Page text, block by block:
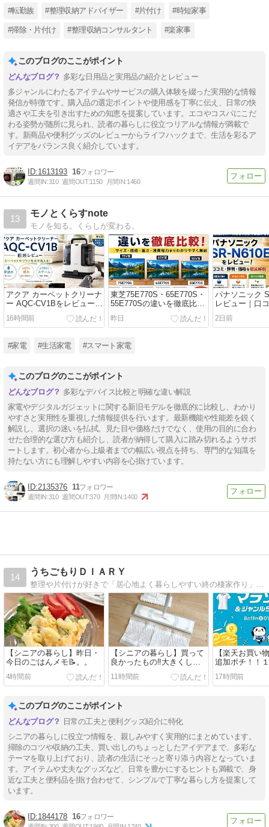
#転勤族 #整理収納アドバイザー #片付け #時短家事
#掃除・片付け #整理収納コンサルタント #楽家事
このブログのここがポイント
多彩な日用品と実用品の紹介とレビュー
多ジャンルにわたるアイテムやサービスの購入体験を綴った実用的な情報
発信が特徴です。購入品の選定ポイントや使用感を丁寧に伝え、日常の快
適さや工夫を引き出すための知恵を提案しています。エコやコスパにこだ
わる姿勢が随所に見られ、読者の暮らしに役立つリアルな情報が満載で
す。新商品や便利グッズのレビューからライフハックまで、生活を彩るア
イデアをバランス良く紹介しています。
1613193 16
週間IN:310 週間OUT:1150 月間IN:1460
13
モノとくらすnote
モノを知る。くらしが変わる。
アクア カーペットクリーナ
ー AQC-CV1Bをレビュー｜
口コミ・評判や使い勝手を
徹底解説
16時間前
東芝75E770S・65E770S・
55E770Sの違いを徹底比較
レビュー｜サイズ別のおす
すめはどれ？
昨日
パナソニック
レビュー｜口
特徴を徹底解
IHジャー炊飯
2日前
#家電 #生活家電 #スマート家電
このブログのここがポイント
多彩なデバイス比較と明確な違い解説
家電やデジタルガジェットに関する新旧モデルを徹底的に比較し、わかり
やすさと実用性を重視した情報提供を行います。最新機能や性能差を鋭く
解説し、選択の迷いを払拭。見た目や価格だけでなく、使用の目的に合わ
せた合理的な選び方も紹介し、読者が納得して購入に踏み切れるようサポ
ートします。初心者から上級者までの幅広い視点を持ち、専門的な知識を
持たない方にも理解しやすい内容を心掛けています。
2135376 11
週間IN:310 週間OUT:370 月間IN:1400
14
うちごもりＤＩＡＲＹ
整理や片付けが好きで「居心地よく暮らしやすい終の棲家作り」と「シンプルライフ」を目指す毎日。 田舎暮らしでもインテリアにはこだわってちょっとおしゃれに暮らした…
【シニアの暮らし】昨日・
今日のごはんメモ📝。。
4時間前
【シニアの暮らし】買って
良かったもの‼️大きくして
時短になった～💕。。
11時間前
【楽天お買い
追加ポチ！！
ゴール。。
17時間前
このブログのここがポイント
日常の工夫と便利グッズ紹介に特化
シニアの暮らしに役立つ情報を、親しみやすく実用的にまとめています。
掃除のコツや収納の工夫、買い出しのちょっとしたアイデアまで、多彩な
テーマを取り上げており、読者の生活にそっと寄り添う内容となっていま
す。アイテムや丈夫なグッズなど、日常を豊かにするヒントも満載で、身
近な工夫と便利品を掛け合わせて、シンプルで丁寧な暮らし方を提案して
います。
1844178 16